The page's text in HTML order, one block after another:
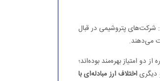
شرکت‌های پتروشیمی در قبال
امتیاز بهره‌مند بوده‌اند؛
دیگریاختلاف ارز مبادله‌‌ای با